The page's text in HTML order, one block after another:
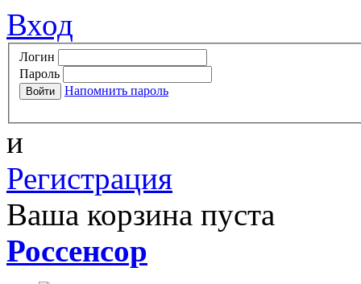
Вход
Логин
Пароль
Напомнить пароль
и
Регистрация
Ваша корзина пуста
Россенсор